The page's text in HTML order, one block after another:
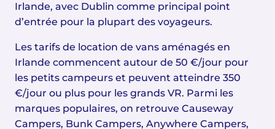
Irlande, avec Dublin comme principal point
d’entrée pour la plupart des voyageurs.
Les tarifs de location de vans aménagés en
Irlande commencent autour de 50 €/jour pour
les petits campeurs et peuvent atteindre 350
€/jour ou plus pour les grands VR. Parmi les
marques populaires, on retrouve Causeway
Campers, Bunk Campers, Anywhere Campers,